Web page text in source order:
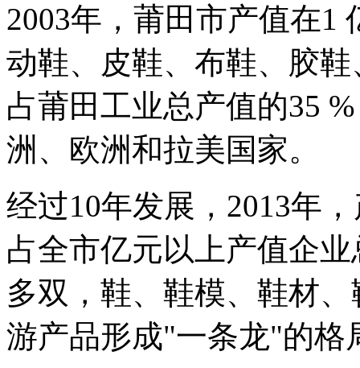
2003年，莆田市产值在1
动鞋、皮鞋、布鞋、胶
占莆田工业总产值的35
洲、欧洲和拉美国家。
经过10年发展，2013年
占全市亿元以上产值企
多双，鞋、鞋模、鞋材
游产品形成"一条龙"的格